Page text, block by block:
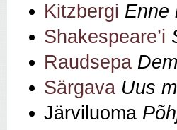
Kitzbergi Enne
Shakespeare’i
Raudsepa
Särgava Uus
Järviluoma